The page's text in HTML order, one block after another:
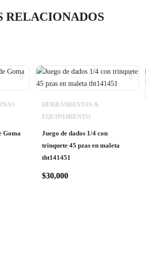
RELACIONADOS
Goma
HERRAMIENTAS &
EQUIPAMIENTO
Juego de dados 1/4 con
trinquete 45 pzas en maleta
tht141451
$30,000